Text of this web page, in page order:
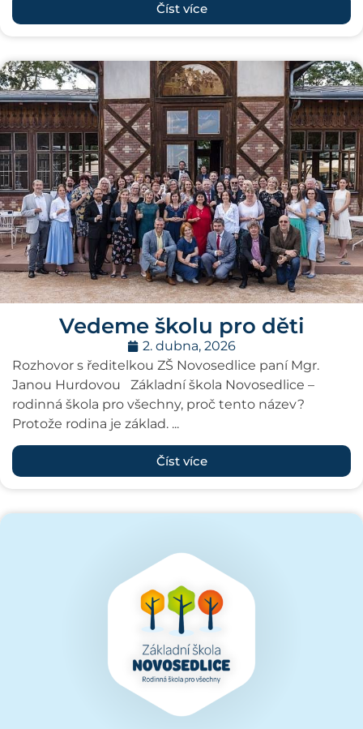
Číst více
Vedeme školu pro děti
2. dubna, 2026
Rozhovor s ředitelkou ZŠ Novosedlice paní Mgr.
Janou Hurdovou Základní škola Novosedlice –
rodinná škola pro všechny, proč tento název?
Protože rodina je základ. ...
Číst více